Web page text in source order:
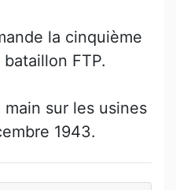
la cinquième
FTP.
sur les usines
1943.